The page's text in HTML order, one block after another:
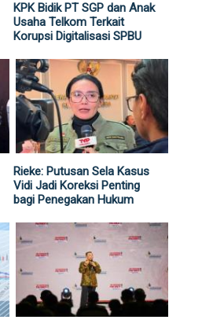
KPK Bidik PT SGP dan Anak
Usaha Telkom Terkait
Korupsi Digitalisasi SPBU
Rieke: Putusan Sela Kasus
Vidi Jadi Koreksi Penting
bagi Penegakan Hukum